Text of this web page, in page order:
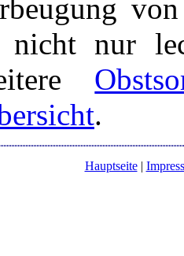
nicht nur
.
Hauptseite|